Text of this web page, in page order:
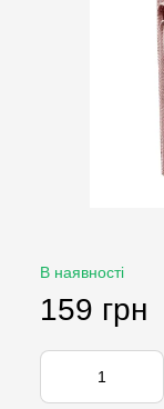
В наявності
159 грн